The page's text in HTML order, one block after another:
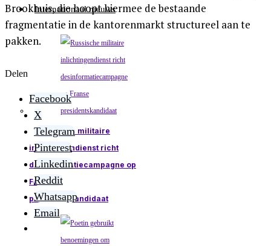
Internationaal nieuws
Russische militaire
inlichtingendienst richt
desinformatiecampagne op
Franse
presidentskandidaat
Brookhuis, die hoopt hiermee de bestaande
fragmentatie in de kantorenmarkt structureel aan te
pakken.
Delen
Facebook
X
Telegram
Pinterest
Linkedin
Reddit
Whatsapp
Email